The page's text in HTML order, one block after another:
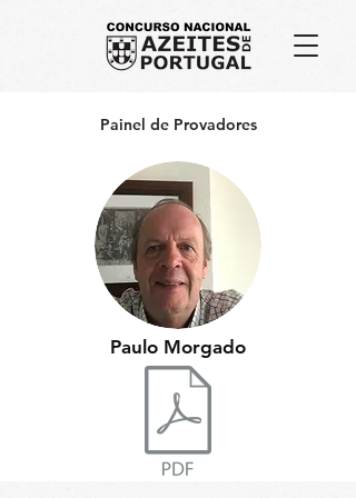
Painel de Provadores
Paulo Morgado